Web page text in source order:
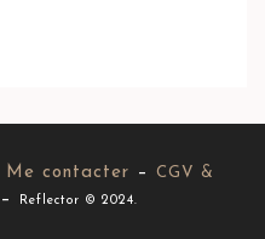
Me contacter – CGV &
– Reflector © 2024.